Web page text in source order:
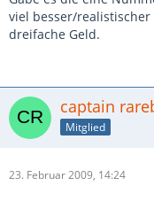
viel besser/
dreifache Geld.
captain
Mitglied
23. Februar 2009, 14:24